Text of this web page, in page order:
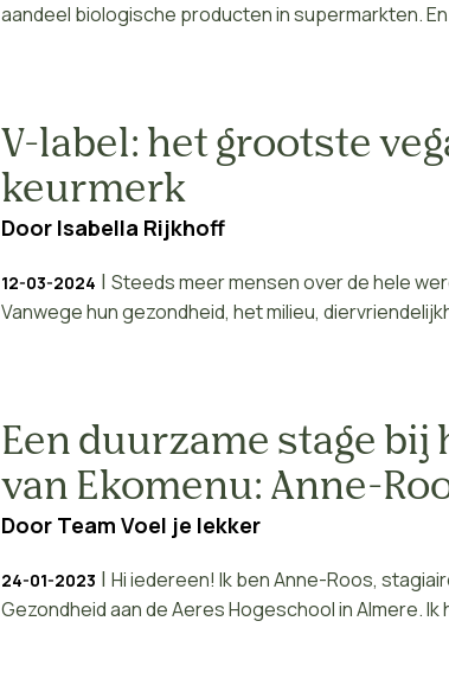
aandeel biologische producten in supermarkten. En
V-label: het grootste
keurmerk
Door Isabella Rijkhoff
12-03-2024 | Steeds meer mensen over de hele
Vanwege hun gezondheid, het milieu,
Een duurzame stage
van Ekomenu: Anne-
Door Team Voel je lekker
24-01-2023 | Hi iedereen! Ik ben Anne-Roos,
Gezondheid aan de Aeres Hogeschool in Almere. Ik